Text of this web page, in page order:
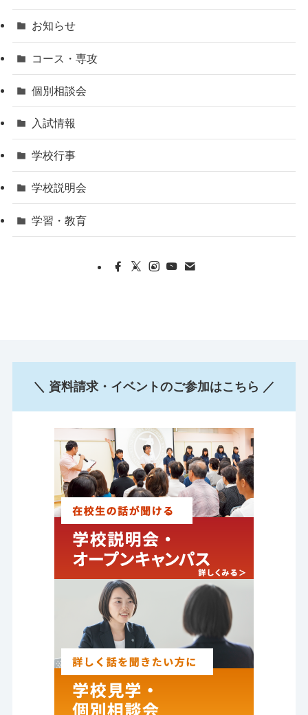
お知らせ
コース・専攻
個別相談会
入試情報
学校行事
学校説明会
学習・教育
＼ 資料請求・イベントのご参加はこちら ／